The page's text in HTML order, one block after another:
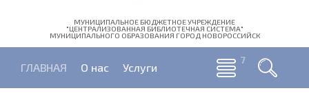
МУНИЦИПАЛЬНОЕ БЮДЖЕТНОЕ УЧРЕЖДЕНИЕ
"ЦЕНТРАЛИЗОВАННАЯ БИБЛИОТЕЧНАЯ СИСТЕМА"
МУНИЦИПАЛЬНОГО ОБРАЗОВАНИЯ ГОРОД НОВОРОССИЙСК
ГЛАВНАЯ О нас Услуги